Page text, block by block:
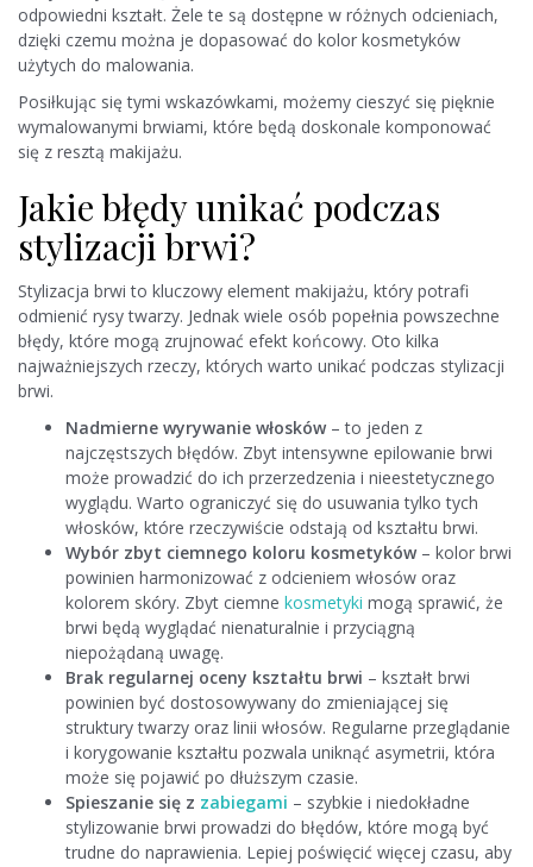
odpowiedni kształt. Żele te są dostępne w różnych odcieniach,
dzięki czemu można je dopasować do kolor kosmetyków
użytych do malowania.
Posiłkując się tymi wskazówkami, możemy cieszyć się pięknie
wymalowanymi brwiami, które będą doskonale komponować
się z resztą makijażu.
Jakie błędy unikać podczas
stylizacji brwi?
Stylizacja brwi to kluczowy element makijażu, który potrafi
odmienić rysy twarzy. Jednak wiele osób popełnia powszechne
błędy, które mogą zrujnować efekt końcowy. Oto kilka
najważniejszych rzeczy, których warto unikać podczas stylizacji
brwi.
Nadmierne wyrywanie włosków – to jeden z
najczęstszych błędów. Zbyt intensywne epilowanie brwi
może prowadzić do ich przerzedzenia i nieestetycznego
wyglądu. Warto ograniczyć się do usuwania tylko tych
włosków, które rzeczywiście odstają od kształtu brwi.
Wybór zbyt ciemnego koloru kosmetyków – kolor brwi
powinien harmonizować z odcieniem włosów oraz
kolorem skóry. Zbyt ciemne kosmetyki mogą sprawić, że
brwi będą wyglądać nienaturalnie i przyciągną
niepożądaną uwagę.
Brak regularnej oceny kształtu brwi – kształt brwi
powinien być dostosowywany do zmieniającej się
struktury twarzy oraz linii włosów. Regularne przeglądanie
i korygowanie kształtu pozwala uniknąć asymetrii, która
może się pojawić po dłuższym czasie.
Spieszanie się z zabiegami – szybkie i niedokładne
stylizowanie brwi prowadzi do błędów, które mogą być
trudne do naprawienia. Lepiej poświęcić więcej czasu, aby